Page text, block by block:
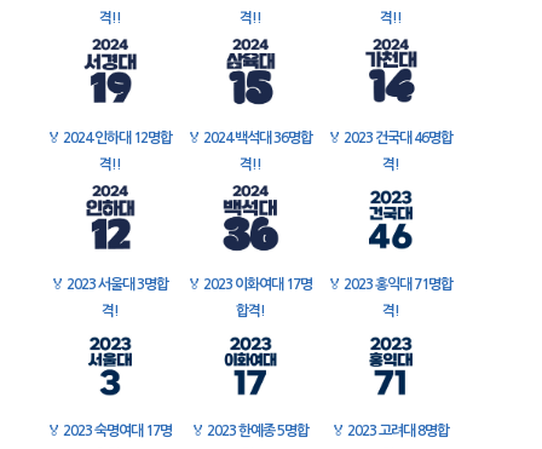
격!!
격!!
격!!
🏅 2024 인하대 12명합
격!!
🏅 2024 백석대 36명합
격!!
🏅 2023 건국대 46명합
격!
🏅 2023 서울대 3명합
격!
🏅 2023 이화여대 17명
합격!
🏅 2023 홍익대 71명합
격!
🏅 2023 숙명여대 17명
🏅 2023 한예종 5명합
🏅 2023 고려대 8명합